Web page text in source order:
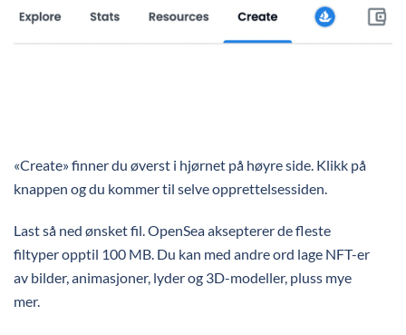
«Create» finner du øverst i hjørnet på høyre side. Klikk på
knappen og du kommer til selve opprettelsessiden.
Last så ned ønsket fil. OpenSea aksepterer de fleste
filtyper opptil 100 MB. Du kan med andre ord lage NFT-er
av bilder, animasjoner, lyder og 3D-modeller, pluss mye
mer.